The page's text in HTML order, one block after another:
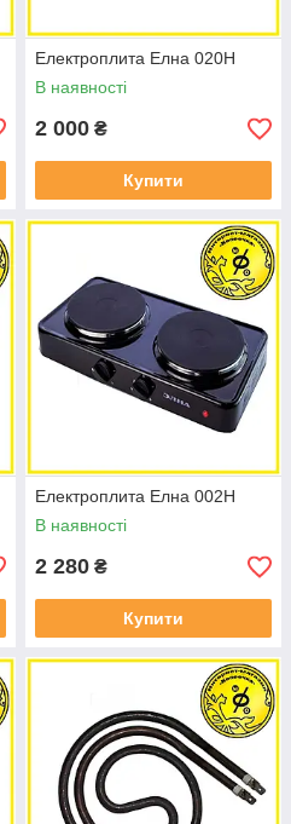
Електроплита Елна 020Н
В наявності
2 000 ₴
Купити
Електроплита Елна 002Н
В наявності
2 280 ₴
Купити